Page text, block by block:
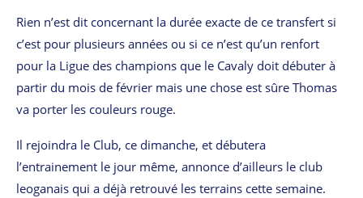
Rien n’est dit concernant la durée exacte de ce transfert si
c’est pour plusieurs années ou si ce n’est qu’un renfort
pour la Ligue des champions que le Cavaly doit débuter à
partir du mois de février mais une chose est sûre Thomas
va porter les couleurs rouge.
Il rejoindra le Club, ce dimanche, et débutera
l’entrainement le jour même, annonce d’ailleurs le club
leoganais qui a déjà retrouvé les terrains cette semaine.